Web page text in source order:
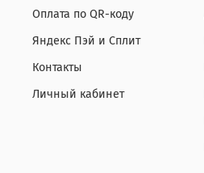
Оплата по QR-коду
Яндекс Пэй и Сплит
Контакты
Личный кабинет